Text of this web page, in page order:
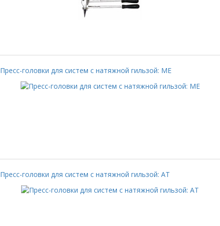
Пресс-головки для систем с натяжной гильзой: ME
Пресс-головки для систем с натяжной гильзой: AT